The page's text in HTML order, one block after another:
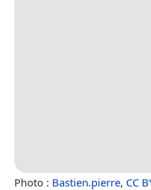
Photo : Bastien.pierre, CC